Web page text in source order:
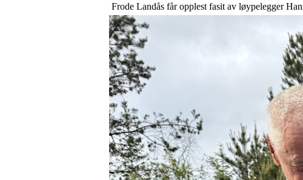
Frode Landås får opplest fasit av løypelegger